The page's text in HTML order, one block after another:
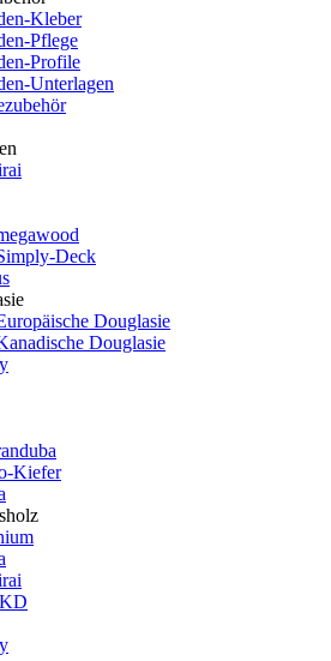
Kleber
Pflege
Profile
Unterlagen
Deck
Douglasie
Douglasie
Kiefer